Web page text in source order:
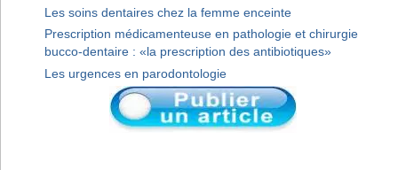
Les soins dentaires chez la femme enceinte
Prescription médicamenteuse en pathologie et chirurgie
bucco-dentaire : «la prescription des antibiotiques»
Les urgences en parodontologie